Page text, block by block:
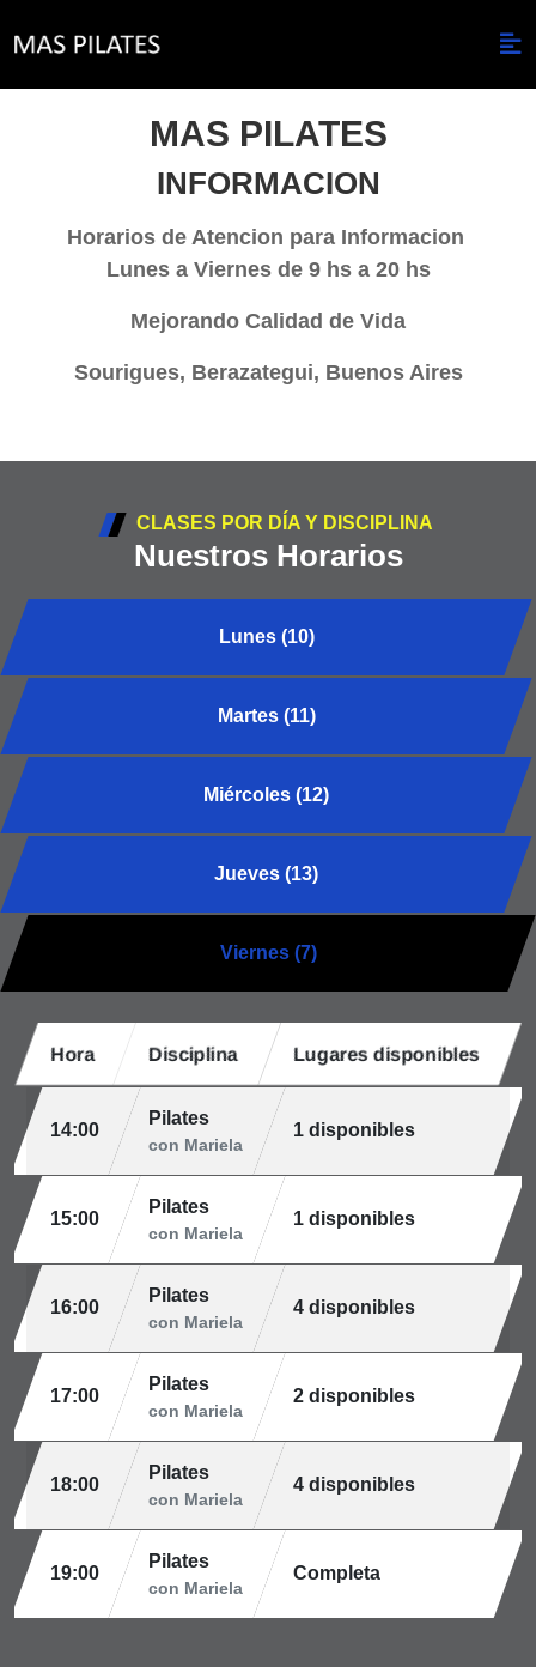
MAS PILATES
INFORMACION
Horarios de Atencion para Informacion
Lunes a Viernes de 9 hs a 20 hs
Mejorando Calidad de Vida
Sourigues, Berazategui, Buenos Aires
CLASES POR DÍA Y DISCIPLINA
Nuestros Horarios
Lunes (10)
Martes (11)
Miércoles (12)
Jueves (13)
Viernes (7)
Hora Disciplina Lugares disponibles
14:00
Pilates
con Mariela
1 disponibles
15:00
Pilates
con Mariela
1 disponibles
16:00
Pilates
con Mariela
4 disponibles
17:00
Pilates
con Mariela
2 disponibles
18:00
Pilates
con Mariela
4 disponibles
19:00
Pilates
con Mariela
Completa